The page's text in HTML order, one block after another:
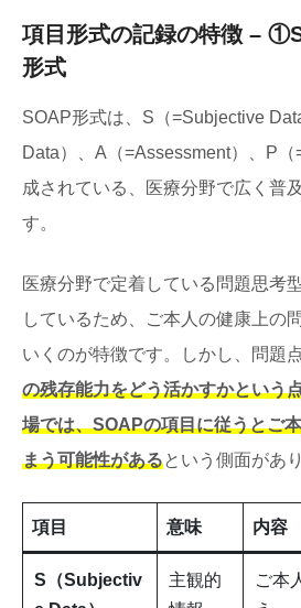
項目形式の記録の特徴 –
形式
SOAP形式は、S（=Subjective
Data）、A（=Assessment）、P
成されている、医療分野で広く普
す。
医療分野で定着している問題思考
しているため、ご本人の健康上の
いくのが特徴です。しかし、問題
の残存能力をどう活かすかという
場では、SOAPの項目に従うとご
まう可能性があるという側面があ
項目 意味 内容
S（Subjectiv
主観的
ご本